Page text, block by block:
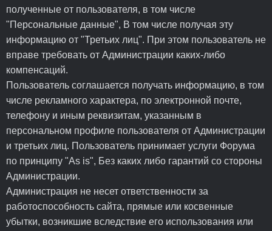
полученные от пользователя, в том числе
"Персональные данные", В том числе получая эту
информацию от "Третьих лиц". При этом пользователь не
вправе требовать от Администрации каких-либо
компенсаций.
Пользователь соглашается получать информацию, в том
числе рекламного характера, по электронной почте,
телефону и иным реквизитам, указанным в
персональном профиле пользователя от Администрации
и третьих лиц. Пользователь принимает услуги Форума
по принципу "As is", Без каких либо гарантий со стороны
Администрации.
Администрация не несет ответственности за
работоспособность сайта, прямые или косвенные
убытки, возникшие вследствие его использования или